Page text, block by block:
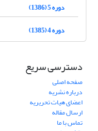
دوره 5 (1386)
دوره 4 (1385)
دسترسی سریع
صفحه اصلی
درباره نشریه
اعضای هیات تحریریه
ارسال مقاله
تماس با ما